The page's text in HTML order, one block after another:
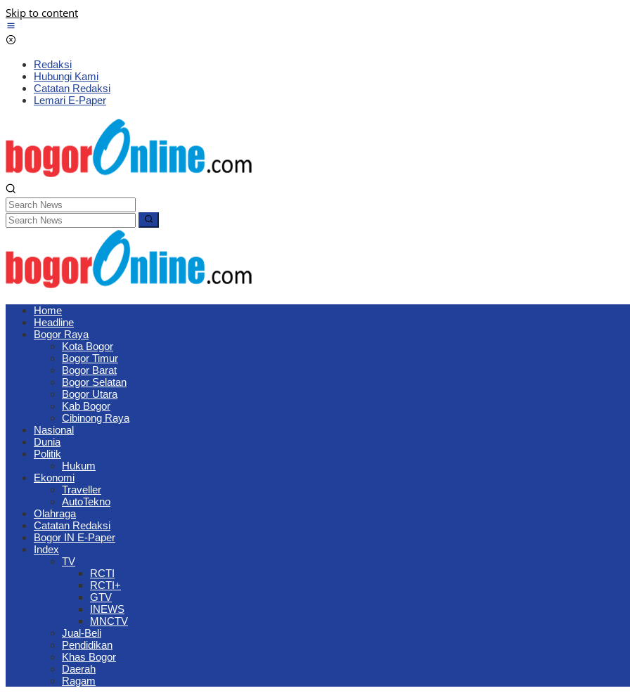
Skip to content
Redaksi
Hubungi Kami
Catatan Redaksi
Lemari E-Paper
Home
Headline
Bogor Raya
Kota Bogor
Bogor Timur
Bogor Barat
Bogor Selatan
Bogor Utara
Kab Bogor
Cibinong Raya
Nasional
Dunia
Politik
Hukum
Ekonomi
Traveller
AutoTekno
Olahraga
Catatan Redaksi
Bogor IN E-Paper
Index
TV
RCTI
RCTI+
GTV
INEWS
MNCTV
Jual-Beli
Pendidikan
Khas Bogor
Daerah
Ragam